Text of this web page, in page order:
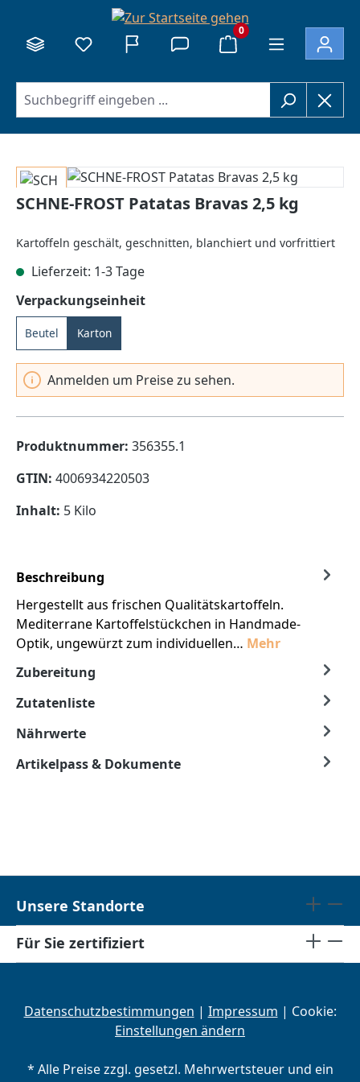
0
Bildergalerie überspringen
SCHNE-FROST Patatas Bravas 2,5 kg
Kartoffeln geschält, geschnitten, blanchiert und vorfrittiert
Lieferzeit: 1-3 Tage
Verpackungseinheitauswählen
Beutel Karton
Anmelden um Preise zu sehen.
Produktnummer: 356355.1
GTIN: 4006934220503
Inhalt: 5 Kilo
Beschreibung
Hergestellt aus frischen Qualitätskartoffeln.
Mediterrane Kartoffelstückchen in Handmade-
Optik, ungewürzt zum individuellen… Mehr
Zubereitung
Zutatenliste
Nährwerte
Artikelpass & Dokumente
Unsere Standorte
Für Sie zertifiziert
Datenschutzbestimmungen | Impressum | Cookie:
Einstellungen ändern
* Alle Preise zzgl. gesetzl. Mehrwertsteuer und ein